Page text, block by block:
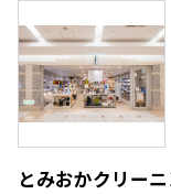
バンドは常時定
とみおかクリー